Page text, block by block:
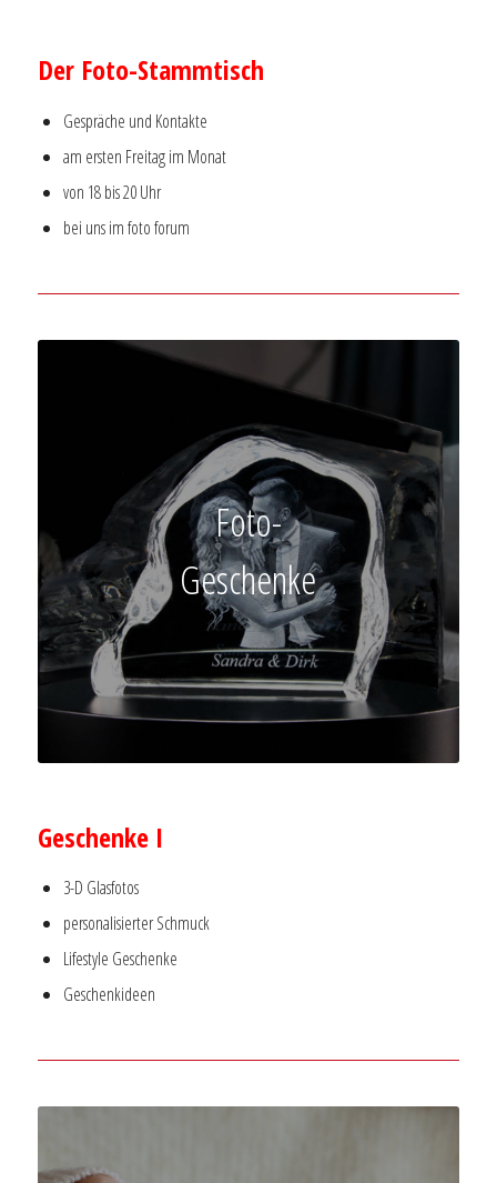
Der Foto-Stammtisch
Gespräche und Kontakte
am ersten Freitag im Monat
von 18 bis 20 Uhr
bei uns im foto forum
Foto-
Geschenke
Geschenke I
3-D Glasfotos
personalisierter Schmuck
Lifestyle Geschenke
Geschenkideen